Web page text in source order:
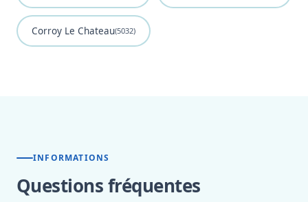
Corroy Le Chateau(5032)
INFORMATIONS
Questions fréquentes